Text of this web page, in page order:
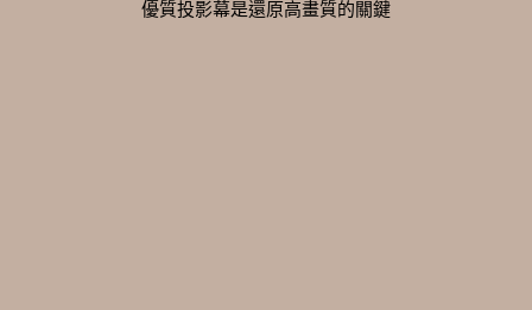
優質投影幕是還原高畫質的關鍵